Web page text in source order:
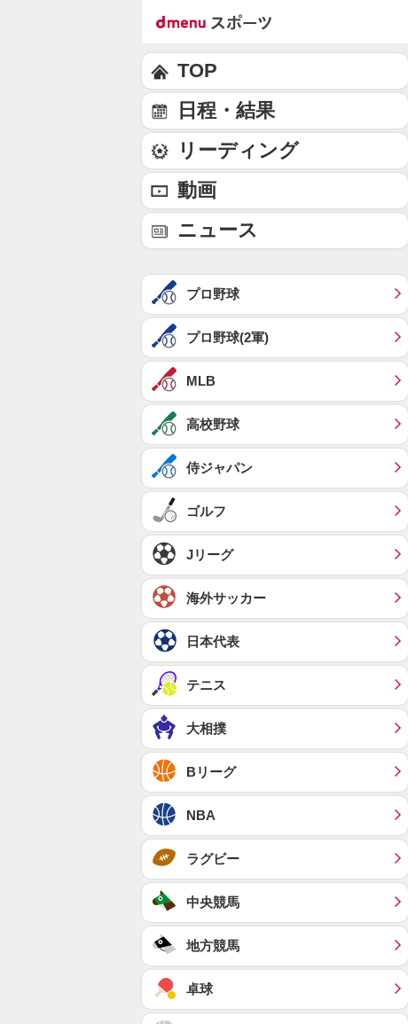
TOP
日程・結果
リーディング
動画
ニュース
プロ野球
プロ野球(2軍)
MLB
高校野球
侍ジャパン
ゴルフ
Jリーグ
海外サッカー
日本代表
テニス
大相撲
Bリーグ
NBA
ラグビー
中央競馬
地方競馬
卓球